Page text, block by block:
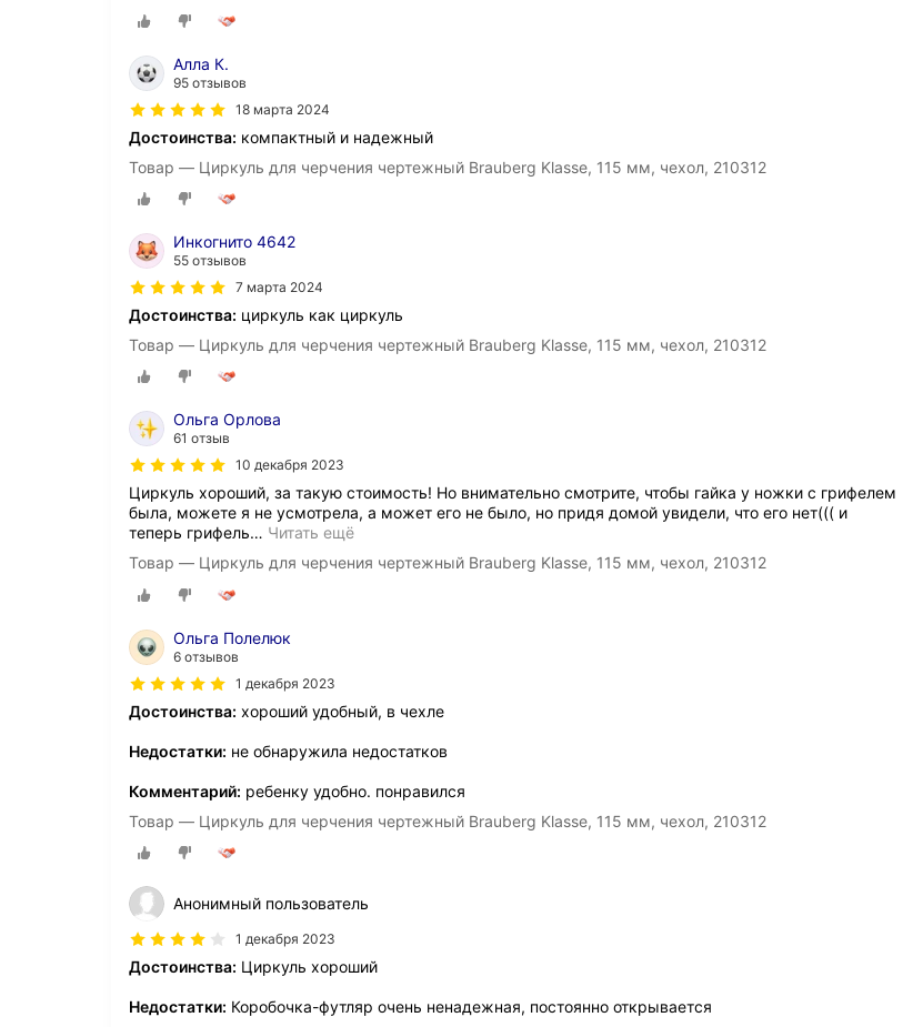
Алла К.
95 отзывов
18 марта 2024
Достоинства: компактный и надежный
Товар — Циркуль для черчения чертежный Brauberg Klasse, 115 мм, чехол, 210312
Инкогнито 4642
55 отзывов
7 марта 2024
Достоинства: циркуль как циркуль
Товар — Циркуль для черчения чертежный Brauberg Klasse, 115 мм, чехол, 210312
Ольга Орлова
61 отзыв
10 декабря 2023
Циркуль хороший, за такую стоимость! Но внимательно смотрите, чтобы гайка у ножки с грифелем
была, можете я не усмотрела, а может его не было, но придя домой увидели, что его нет((( и
теперь грифель… Читать ещё
Товар — Циркуль для черчения чертежный Brauberg Klasse, 115 мм, чехол, 210312
Ольга Полелюк
6 отзывов
1 декабря 2023
Достоинства: хороший удобный, в чехле
Недостатки: не обнаружила недостатков
Комментарий: ребенку удобно. понравился
Товар — Циркуль для черчения чертежный Brauberg Klasse, 115 мм, чехол, 210312
Анонимный пользователь
1 декабря 2023
Достоинства: Циркуль хороший
Недостатки: Коробочка-футляр очень ненадежная, постоянно открывается